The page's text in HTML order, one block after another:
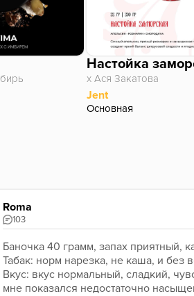
Настойка
х Ася Закатова
Jent
Основная
Roma
103
Баночка 40 грамм, запах приятный,
Табак: норм нарезка, не каша, и без
Вкус: вкус нормальный, сладкий,
мне показался недостаточно